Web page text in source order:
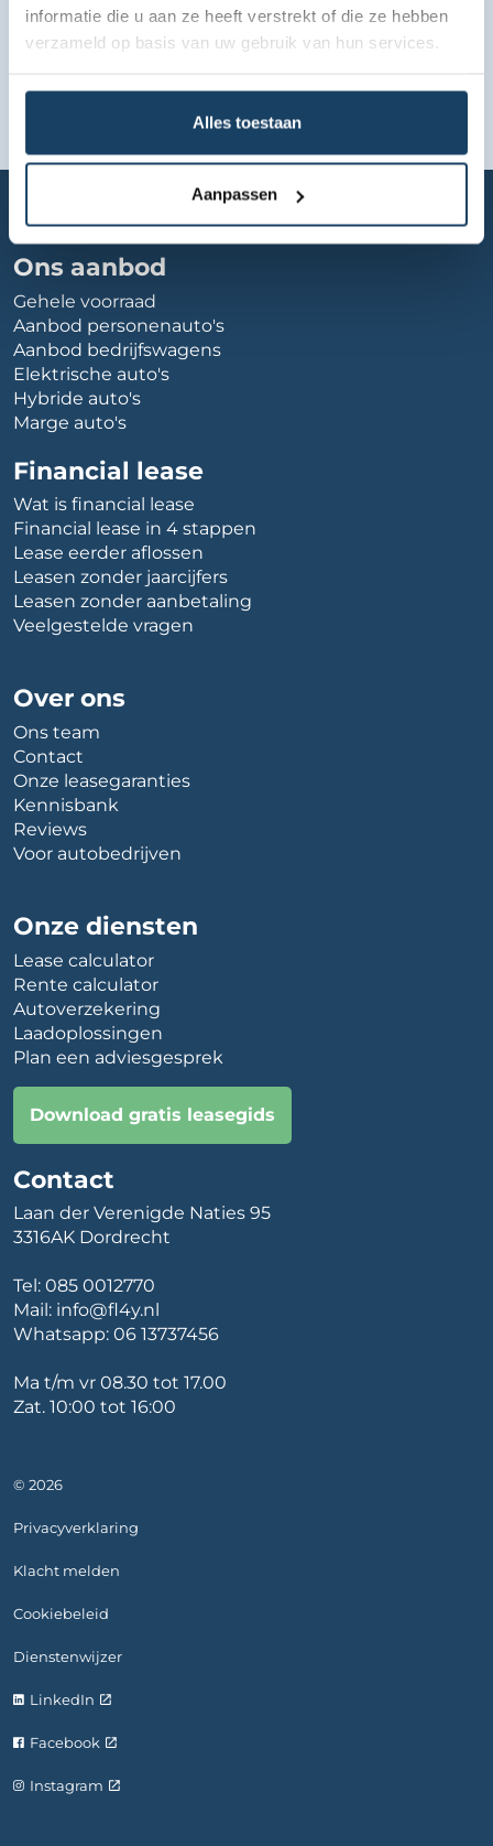
informatie die u aan ze heeft verstrekt of die ze hebben
verzameld op basis van uw gebruik van hun services.
Alles toestaan
Aanpassen
kik-sales
Ons aanbod
Gehele voorraad
Aanbod personenauto's
Aanbod bedrijfswagens
Elektrische auto's
Hybride auto's
Marge auto's
Financial lease
Wat is financial lease
Financial lease in 4 stappen
Lease eerder aflossen
Leasen zonder jaarcijfers
Leasen zonder aanbetaling
Veelgestelde vragen
Over ons
Ons team
Contact
Onze leasegaranties
Kennisbank
Reviews
Voor autobedrijven
Onze diensten
Lease calculator
Rente calculator
Autoverzekering
Laadoplossingen
Plan een adviesgesprek
Download gratis leasegids
Contact
Laan der Verenigde Naties 95
3316AK Dordrecht
Tel: 085 0012770
Mail: info@fl4y.nl
Whatsapp: 06 13737456
Ma t/m vr 08.30 tot 17.00
Zat. 10:00 tot 16:00
© 2026
Privacyverklaring
Klacht melden
Cookiebeleid
Dienstenwijzer
LinkedIn
Facebook
Instagram